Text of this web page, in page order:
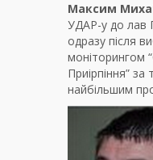
Максим
УДАР-у до лав
одразу після
моніторингом
Приірпіння” за
найбільшим